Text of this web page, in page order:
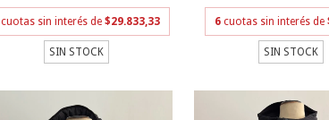
cuotas sin interés de$29.833,33
SIN STOCK
6 cuotas sin interés de
SIN STOCK